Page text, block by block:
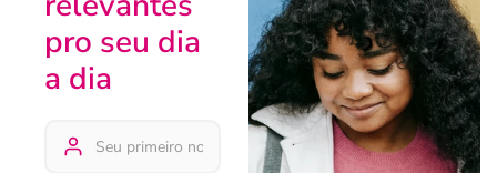
pro seu dia
a dia